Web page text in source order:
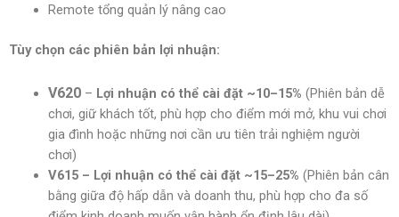
Remote tổng quản lý nâng cao
Tùy chọn các phiên bản lợi nhuận:
V620 – Lợi nhuận có thể cài đặt ~10–15% (Phiên bản dễ
chơi, giữ khách tốt, phù hợp cho điểm mới mở, khu vui chơi
gia đình hoặc những nơi cần ưu tiên trải nghiệm người
chơi)
V615 – Lợi nhuận có thể cài đặt ~15–25% (Phiên bản cân
bằng giữa độ hấp dẫn và doanh thu, phù hợp cho đa số